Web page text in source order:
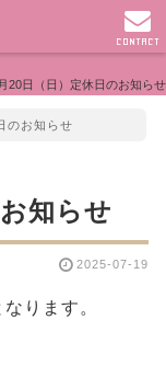
20日（日）定休日のお知らせ
のお知らせ
知らせ
2025-07-19
ります。
CONTACT